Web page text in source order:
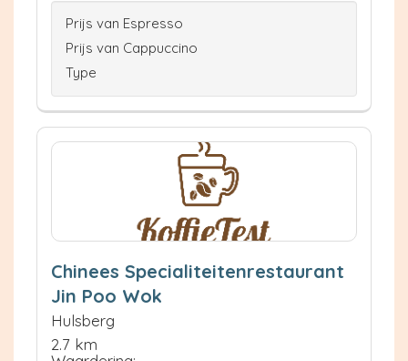
Prijs van Espresso
Prijs van Cappuccino
Type
Chinees Specialiteitenrestaurant
Jin Poo Wok
Hulsberg
2.7 km